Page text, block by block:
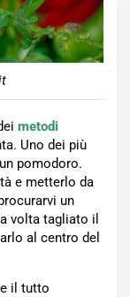
metodi
Uno dei più
pomodoro.
e metterlo da
un
volta tagliato il
al centro del
il tutto